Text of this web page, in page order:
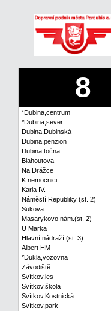
8
*Dubina,centrum
*Dubina,sever
Dubina,Dubinská
Dubina,penzion
Dubina,točna
Blahoutova
Na Drážce
K nemocnici
Karla IV.
Náměstí Republiky (st. 2)
Sukova
Masarykovo nám.(st. 2)
U Marka
Hlavní nádraží (st. 3)
Albert HM
*Dukla,vozovna
Závodiště
Svítkov,les
Svítkov,škola
Svítkov,Kostnická
Svítkov,park